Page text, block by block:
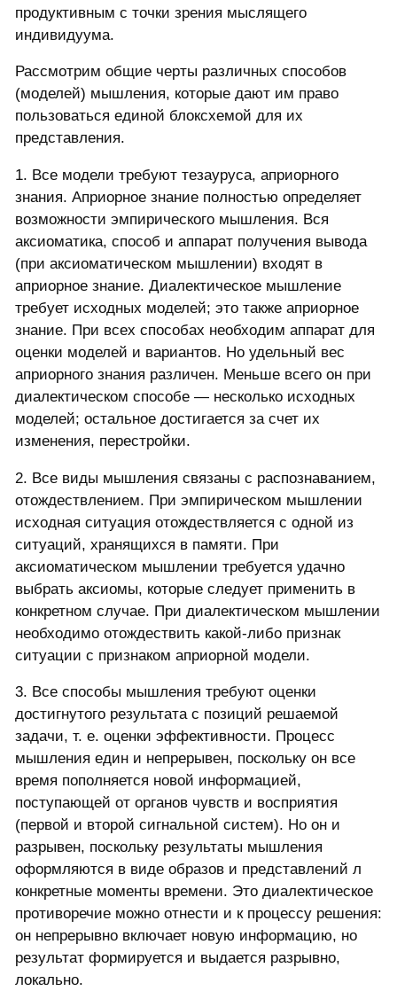
продуктивным с точки зрения мыслящего
индивидуума.
Рассмотрим общие черты различных способов
(моделей) мышления, которые дают им право
пользоваться единой блоксхемой для их
представления.
1. Все модели требуют тезауруса, априорного
знания. Априорное знание полностью определяет
возможности эмпирического мышления. Вся
аксиоматика, способ и аппарат получения вывода
(при аксиоматическом мышлении) входят в
априорное знание. Диалектическое мышление
требует исходных моделей; это также априорное
знание. При всех способах необходим аппарат для
оценки моделей и вариантов. Но удельный вес
априорного знания различен. Меньше всего он при
диалектическом способе — несколько исходных
моделей; остальное достигается за счет их
изменения, перестройки.
2. Все виды мышления связаны с распознаванием,
отождествлением. При эмпирическом мышлении
исходная ситуация отождествляется с одной из
ситуаций, хранящихся в памяти. При
аксиоматическом мышлении требуется удачно
выбрать аксиомы, которые следует применить в
конкретном случае. При диалектическом мышлении
необходимо отождествить какой-либо признак
ситуации с признаком априорной модели.
3. Все способы мышления требуют оценки
достигнутого результата с позиций решаемой
задачи, т. е. оценки эффективности. Процесс
мышления един и непрерывен, поскольку он все
время пополняется новой информацией,
поступающей от органов чувств и восприятия
(первой и второй сигнальной систем). Но он и
разрывен, поскольку результаты мышления
оформляются в виде образов и представлений л
конкретные моменты времени. Это диалектическое
противоречие можно отнести и к процессу решения:
он непрерывно включает новую информацию, но
результат формируется и выдается разрывно,
локально.